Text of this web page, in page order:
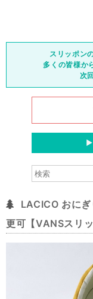
スリッポン
多くの皆様か
次
▶︎
LACICO おに
更可【VANSスリッ